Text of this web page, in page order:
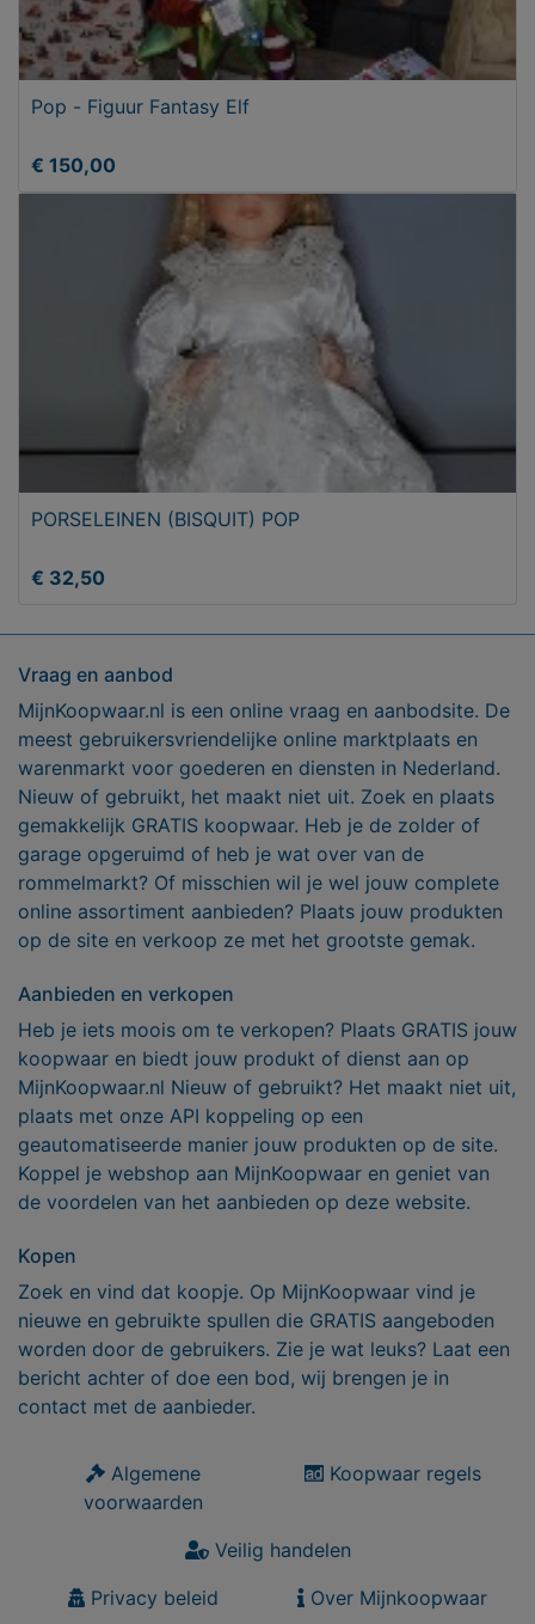
Pop - Figuur Fantasy Elf
€ 150,00
PORSELEINEN (BISQUIT) POP
€ 32,50
Vraag en aanbod
MijnKoopwaar.nl is een online vraag en aanbodsite. De
meest gebruikersvriendelijke online marktplaats en
warenmarkt voor goederen en diensten in Nederland.
Nieuw of gebruikt, het maakt niet uit. Zoek en plaats
gemakkelijk GRATIS koopwaar. Heb je de zolder of
garage opgeruimd of heb je wat over van de
rommelmarkt? Of misschien wil je wel jouw complete
online assortiment aanbieden? Plaats jouw produkten
op de site en verkoop ze met het grootste gemak.
Aanbieden en verkopen
Heb je iets moois om te verkopen? Plaats GRATIS jouw
koopwaar en biedt jouw produkt of dienst aan op
MijnKoopwaar.nl Nieuw of gebruikt? Het maakt niet uit,
plaats met onze API koppeling op een
geautomatiseerde manier jouw produkten op de site.
Koppel je webshop aan MijnKoopwaar en geniet van
de voordelen van het aanbieden op deze website.
Kopen
Zoek en vind dat koopje. Op MijnKoopwaar vind je
nieuwe en gebruikte spullen die GRATIS aangeboden
worden door de gebruikers. Zie je wat leuks? Laat een
bericht achter of doe een bod, wij brengen je in
contact met de aanbieder.
Algemene
voorwaarden
Koopwaar regels
Veilig handelen
Privacy beleid
Over Mijnkoopwaar